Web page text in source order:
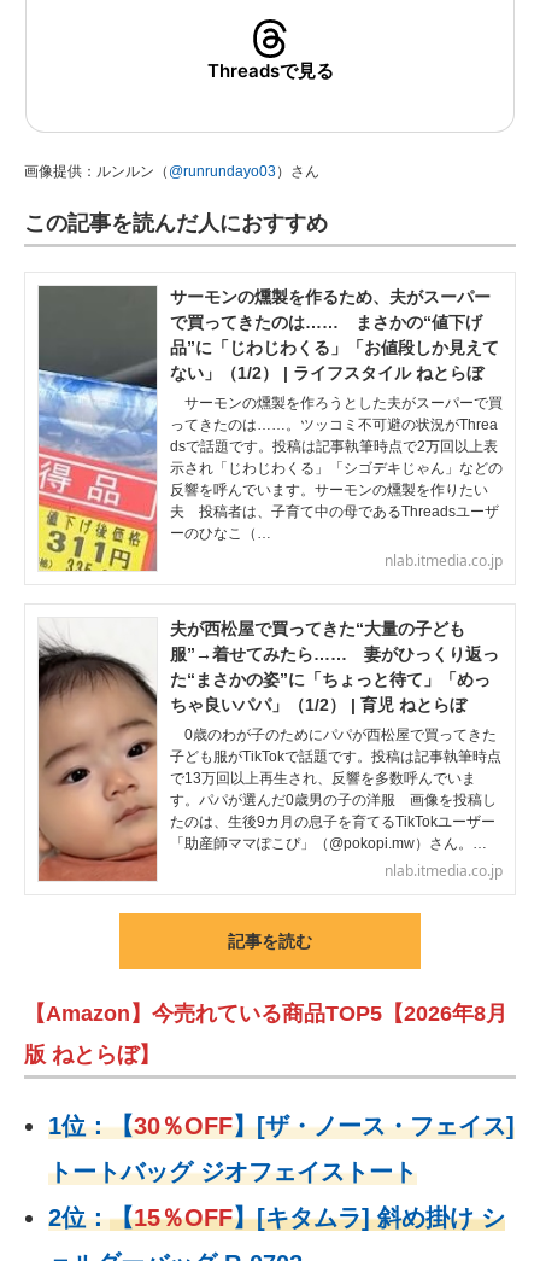
Threadsで見る
画像提供：ルンルン（ @runrundayo03）さん
この記事を読んだ人におすすめ
サーモンの燻製を作るため、夫がスーパー
で買ってきたのは…… まさかの“値下げ
品”に「じわじわくる」「お値段しか見えて
ない」（1/2） | ライフスタイル ねとらぼ
サーモンの燻製を作ろうとした夫がスーパーで買
ってきたのは……。ツッコミ不可避の状況がThrea
dsで話題です。投稿は記事執筆時点で2万回以上表
示され「じわじわくる」「シゴデキじゃん」などの
反響を呼んでいます。サーモンの燻製を作りたい
夫 投稿者は、子育て中の母であるThreadsユーザ
ーのひなこ（…
nlab.itmedia.co.jp
夫が西松屋で買ってきた“大量の子ども
服”→着せてみたら…… 妻がひっくり返っ
た“まさかの姿”に「ちょっと待て」「めっ
ちゃ良いパパ」（1/2） | 育児 ねとらぼ
0歳のわが子のためにパパが西松屋で買ってきた
子ども服がTikTokで話題です。投稿は記事執筆時点
で13万回以上再生され、反響を多数呼んでいま
す。パパが選んだ0歳男の子の洋服 画像を投稿し
たのは、生後9カ月の息子を育てるTikTokユーザー
「助産師ママぽこぴ」（@pokopi.mw）さん。…
nlab.itmedia.co.jp
記事を読む
【Amazon】今売れている商品TOP5【2026年8月
版 ねとらぼ】
1位：【30％OFF】[ザ・ノース・フェイス]
トートバッグ ジオフェイストート
2位：【15％OFF】[キタムラ] 斜め掛け シ